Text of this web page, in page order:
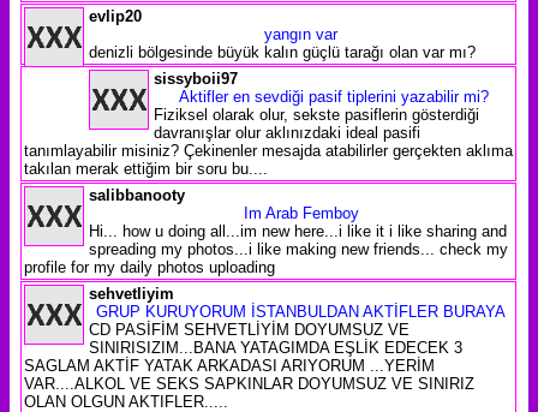
evlip20
yangın var
denizli bölgesinde büyük kalın güçlü tarağı olan var mı?
sissyboii97
Aktifler en sevdiği pasif tiplerini yazabilir mi?
Fiziksel olarak olur, sekste pasiflerin gösterdiği
davranışlar olur aklınızdaki ideal pasifi
tanımlayabilir misiniz? Çekinenler mesajda atabilirler gerçekten aklıma
takılan merak ettiğim bir soru bu....
salibbanooty
Im Arab Femboy
Hi... how u doing all...im new here...i like it i like sharing and
spreading my photos...i like making new friends... check my
profile for my daily photos uploading
sehvetliyim
GRUP KURUYORUM İSTANBULDAN AKTİFLER BURAYA
CD PASİFİM SEHVETLİYİM DOYUMSUZ VE
SINIRISIZIM...BANA YATAGIMDA EŞLİK EDECEK 3
SAGLAM AKTİF YATAK ARKADASI ARIYORUM ...YERİM
VAR....ALKOL VE SEKS SAPKINLAR DOYUMSUZ VE SINIRIZ
OLAN OLGUN AKTIFLER.....